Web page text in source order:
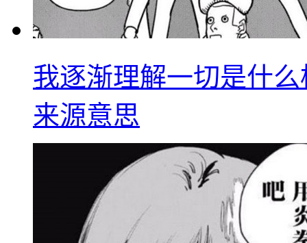
我逐渐理解一切是什
来源意思